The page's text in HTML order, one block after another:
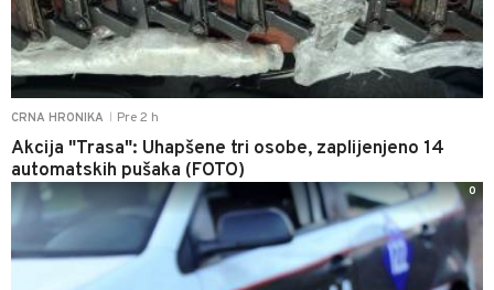
CRNA HRONIKA Pre 2 h
Akcija "Trasa": Uhapšene tri osobe, zaplijenjeno 14
automatskih pušaka (FOTO)
0